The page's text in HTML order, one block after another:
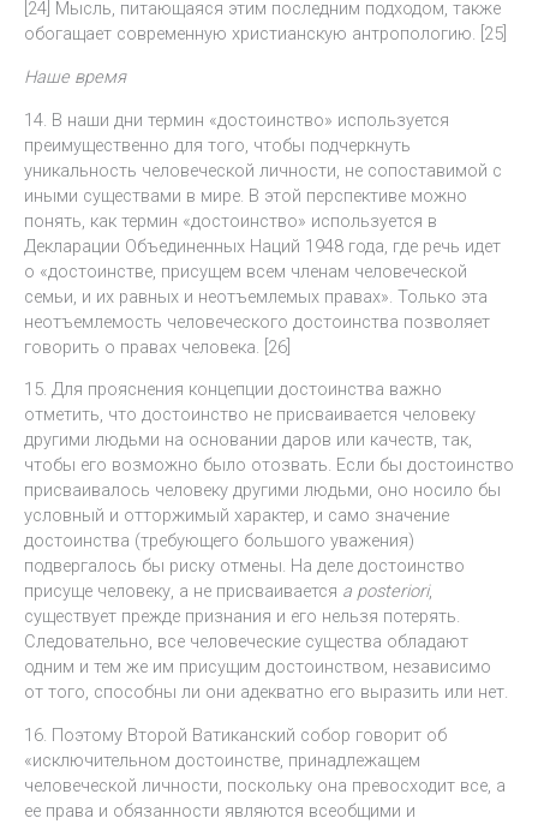
[24] Мысль, питающаяся этим последним подходом, также
обогащает современную христианскую антропологию. [25]
Наше время
14. В наши дни термин «достоинство» используется
преимущественно для того, чтобы подчеркнуть
уникальность человеческой личности, не сопоставимой с
иными существами в мире. В этой перспективе можно
понять, как термин «достоинство» используется в
Декларации Объединенных Наций 1948 года, где речь идет
о «достоинстве, присущем всем членам человеческой
семьи, и их равных и неотъемлемых правах». Только эта
неотъемлемость человеческого достоинства позволяет
говорить о правах человека. [26]
15. Для прояснения концепции достоинства важно
отметить, что достоинство не присваивается человеку
другими людьми на основании даров или качеств, так,
чтобы его возможно было отозвать. Если бы достоинство
присваивалось человеку другими людьми, оно носило бы
условный и отторжимый характер, и само значение
достоинства (требующего большого уважения)
подвергалось бы риску отмены. На деле достоинство
присуще человеку, а не присваивается a posteriori,
существует прежде признания и его нельзя потерять.
Следовательно, все человеческие существа обладают
одним и тем же им присущим достоинством, независимо
от того, способны ли они адекватно его выразить или нет.
16. Поэтому Второй Ватиканский собор говорит об
«исключительном достоинстве, принадлежащем
человеческой личности, поскольку она превосходит все, а
ее права и обязанности являются всеобщими и